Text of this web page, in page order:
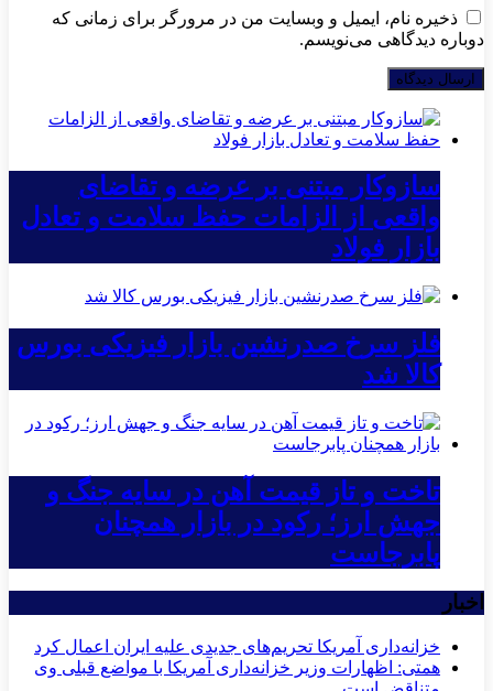
ذخیره نام، ایمیل و وبسایت من در مرورگر برای زمانی که
دوباره دیدگاهی می‌نویسم.
سازوکار مبتنی بر عرضه و تقاضای
واقعی از الزامات حفظ سلامت و تعادل
بازار فولاد
فلز سرخ صدرنشین بازار فیزیکی بورس
کالا شد
تاخت و تاز قیمت آهن در سایه جنگ و
جهش ارز؛ رکود در بازار همچنان
پابرجاست
اخبار
خزانه‌داری آمریکا تحریم‌های جدیدی علیه ایران اعمال کرد
همتی: اظهارات وزیر خزانه‌داری آمریکا با مواضع قبلی وی